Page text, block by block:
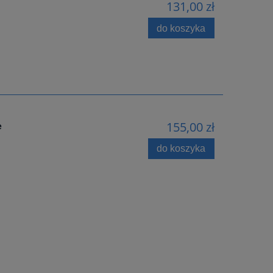
131,00 zł
do koszyka
155,00 zł
do koszyka